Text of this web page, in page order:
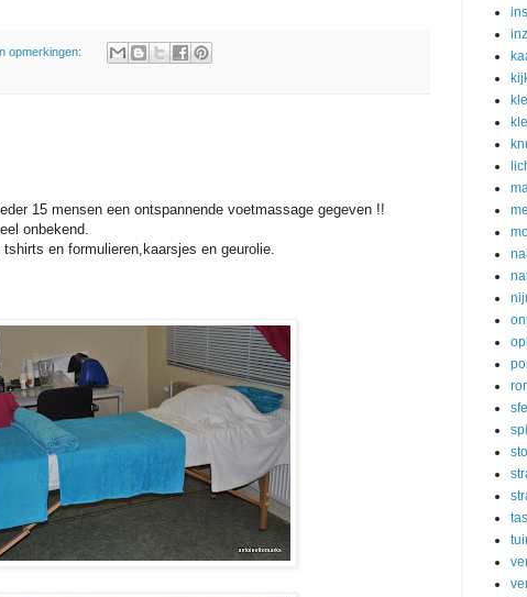
opmerkingen:
15 mensen een ontspannende voetmassage gegeven !!
onbekend.
en formulieren,kaarsjes en geurolie.
tas